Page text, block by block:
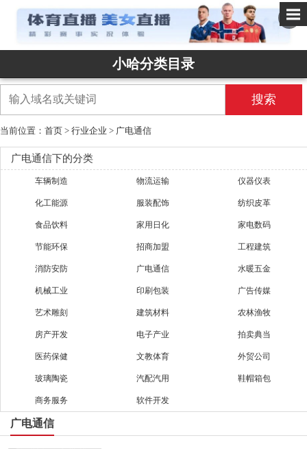
✕
小哈分类目录
搜索
当前位置： 首页 > 行业企业 > 广电通信
广电通信下的分类
车辆制造 物流运输 仪器仪表
化工能源 服装配饰 纺织皮革
食品饮料 家用日化 家电数码
节能环保 招商加盟 工程建筑
消防安防 广电通信 水暖五金
机械工业 印刷包装 广告传媒
艺术雕刻 建筑材料 农林渔牧
房产开发 电子产业 拍卖典当
医药保健 文教体育 外贸公司
玻璃陶瓷 汽配汽用 鞋帽箱包
商务服务 软件开发
广电通信